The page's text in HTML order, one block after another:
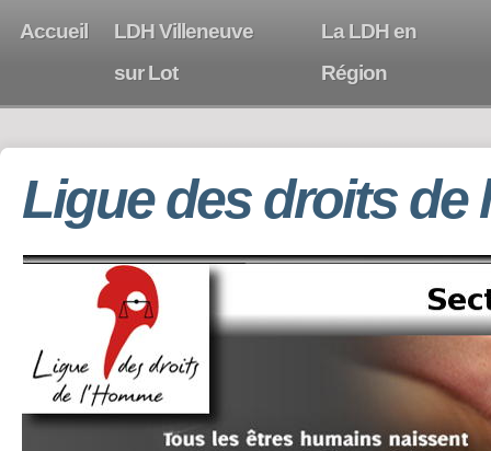
Accueil
LDH Villeneuve
sur Lot
La LDH en
Région
Ligue des droits de